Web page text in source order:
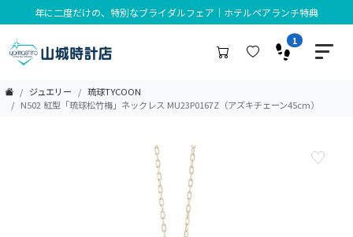
年に二度だけの、特別なブライダルフェア｜ホテルペアランチ特典
1
ジュエリー
琉球TYCOON
N502 紅型「琉球松竹梅」ネックレス MU23P0167Z（アズキチェーン45cm）